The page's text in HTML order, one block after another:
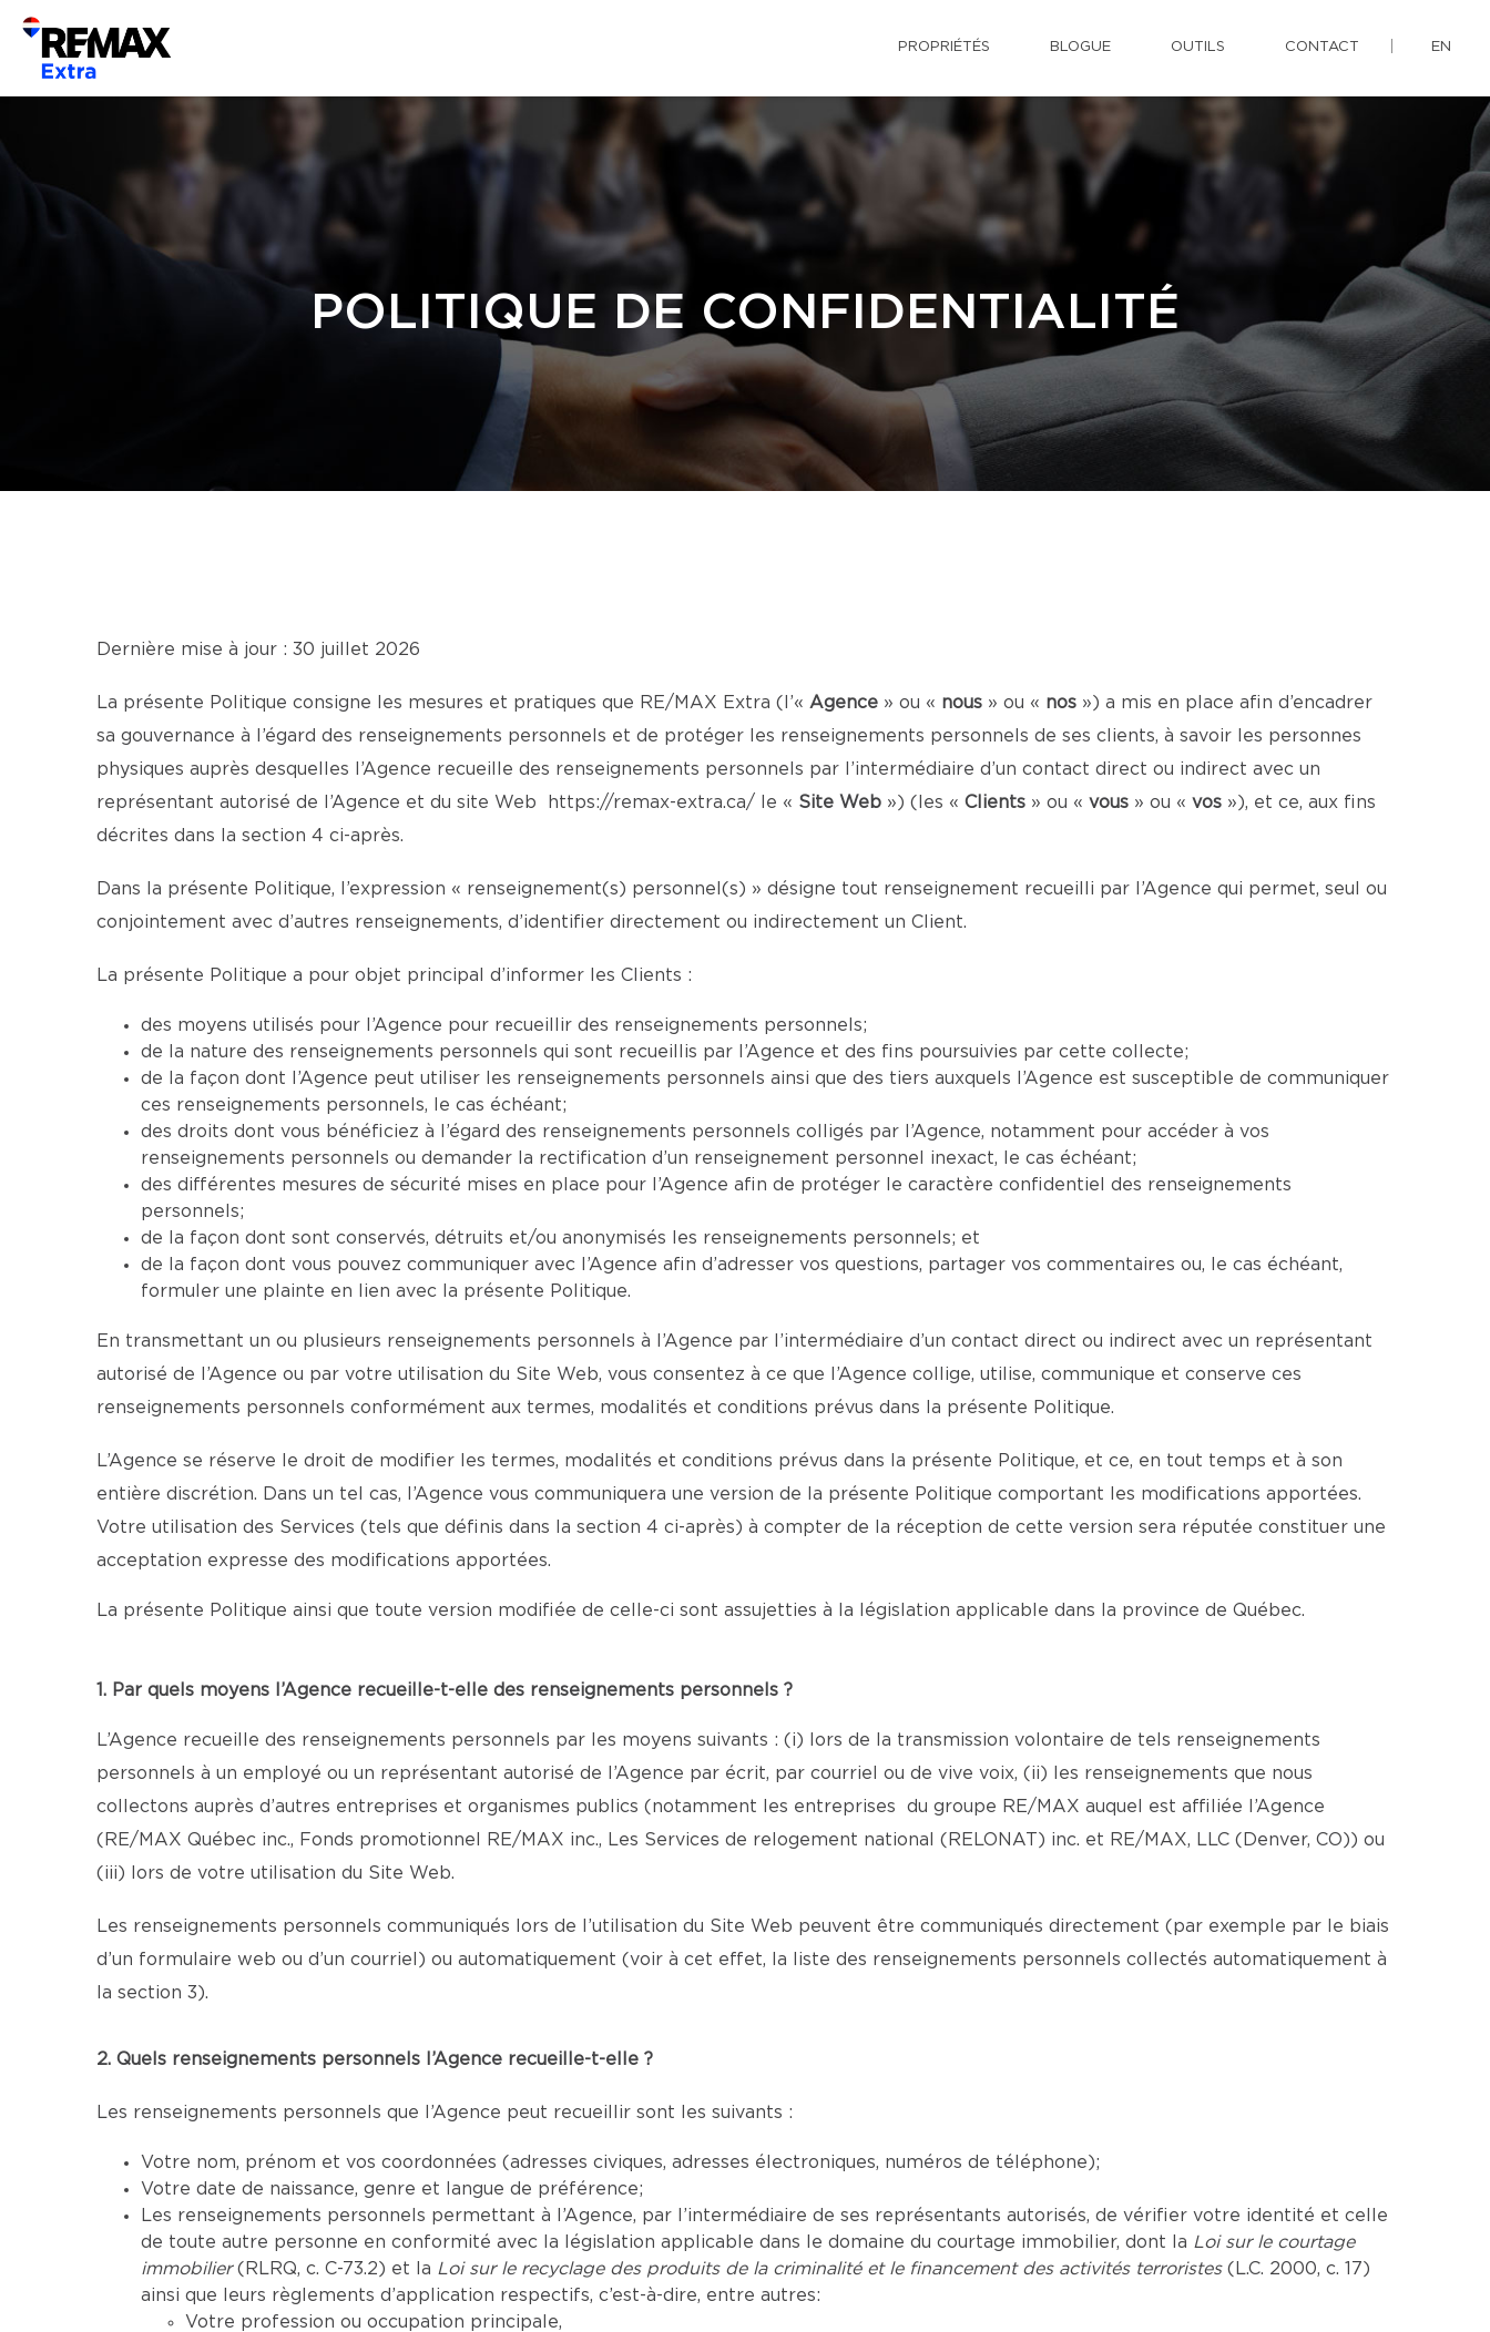
PROPRIÉTÉS BLOGUE OUTILS CONTACT EN
POLITIQUE DE CONFIDENTIALITÉ
Dernière mise à jour : 30 juillet 2026
La présente Politique consigne les mesures et pratiques que RE/MAX Extra (l’« Agence » ou « nous » ou « nos ») a mis en place afin d’encadrer
sa gouvernance à l’égard des renseignements personnels et de protéger les renseignements personnels de ses clients, à savoir les personnes
physiques auprès desquelles l’Agence recueille des renseignements personnels par l’intermédiaire d’un contact direct ou indirect avec un
représentant autorisé de l’Agence et du site Web
https://remax-extra.ca/ le « Site Web ») (les « Clients » ou « vous » ou « vos »), et ce, aux fins
décrites dans la section 4 ci-après.
Dans la présente Politique, l’expression « renseignement(s) personnel(s) » désigne tout renseignement recueilli par l’Agence qui permet, seul ou
conjointement avec d’autres renseignements, d’identifier directement ou indirectement un Client.
La présente Politique a pour objet principal d’informer les Clients :
des moyens utilisés pour l’Agence pour recueillir des renseignements personnels;
de la nature des renseignements personnels qui sont recueillis par l’Agence et des fins poursuivies par cette collecte;
de la façon dont l’Agence peut utiliser les renseignements personnels ainsi que des tiers auxquels l’Agence est susceptible de communiquer
ces renseignements personnels, le cas échéant;
des droits dont vous bénéficiez à l’égard des renseignements personnels colligés par l’Agence, notamment pour accéder à vos
renseignements personnels ou demander la rectification d’un renseignement personnel inexact, le cas échéant;
des différentes mesures de sécurité mises en place pour l’Agence afin de protéger le caractère confidentiel des renseignements
personnels;
de la façon dont sont conservés, détruits et/ou anonymisés les renseignements personnels; et
de la façon dont vous pouvez communiquer avec l’Agence afin d’adresser vos questions, partager vos commentaires ou, le cas échéant,
formuler une plainte en lien avec la présente Politique.
En transmettant un ou plusieurs renseignements personnels à l’Agence par l’intermédiaire d’un contact direct ou indirect avec un représentant
autorisé de l’Agence ou par votre utilisation du Site Web, vous consentez à ce que l’Agence collige, utilise, communique et conserve ces
renseignements personnels conformément aux termes, modalités et conditions prévus dans la présente Politique.
L’Agence se réserve le droit de modifier les termes, modalités et conditions prévus dans la présente Politique, et ce, en tout temps et à son
entière discrétion. Dans un tel cas, l’Agence vous communiquera une version de la présente Politique comportant les modifications apportées.
Votre utilisation des Services (tels que définis dans la section 4 ci-après) à compter de la réception de cette version sera réputée constituer une
acceptation expresse des modifications apportées.
La présente Politique ainsi que toute version modifiée de celle-ci sont assujetties à la législation applicable dans la province de Québec.
1. Par quels moyens l’Agence recueille-t-elle des renseignements personnels ?
L’Agence recueille des renseignements personnels par les moyens suivants : (i) lors de la transmission volontaire de tels renseignements
personnels à un employé ou un représentant autorisé de l’Agence par écrit, par courriel ou de vive voix, (ii) les renseignements que nous
collectons auprès d’autres entreprises et organismes publics (notamment les entreprises du groupe RE/MAX auquel est affiliée l’Agence
(RE/MAX Québec inc., Fonds promotionnel RE/MAX inc., Les Services de relogement national (RELONAT) inc. et RE/MAX, LLC (Denver, CO)) ou
(iii) lors de votre utilisation du Site Web.
Les renseignements personnels communiqués lors de l’utilisation du Site Web peuvent être communiqués directement (par exemple par le biais
d’un formulaire web ou d’un courriel) ou automatiquement (voir à cet effet, la liste des renseignements personnels collectés automatiquement à
la section 3).
2. Quels renseignements personnels l’Agence recueille-t-elle ?
Les renseignements personnels que l’Agence peut recueillir sont les suivants :
Votre nom, prénom et vos coordonnées (adresses civiques, adresses électroniques, numéros de téléphone);
Votre date de naissance, genre et langue de préférence;
Les renseignements personnels permettant à l’Agence, par l’intermédiaire de ses représentants autorisés, de vérifier votre identité et celle
de toute autre personne en conformité avec la législation applicable dans le domaine du courtage immobilier, dont la Loi sur le courtage
immobilier(RLRQ, c. C-73.2) et la Loi sur le recyclage des produits de la criminalité et le financement des activités terroristes(L.C. 2000, c. 17)
ainsi que leurs règlements d’application respectifs, c’est-à-dire, entre autres:
Votre profession ou occupation principale,